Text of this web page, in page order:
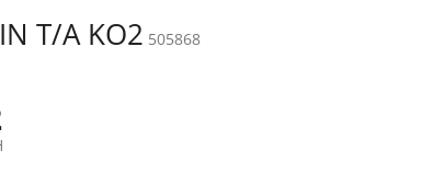
T/A KO2 505868